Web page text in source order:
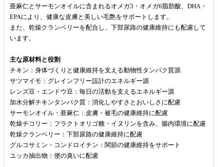
亜麻仁とサーモンオイルに含まれるオメガ3・オメガ6脂肪酸、DHA・
EPAにより、健康な皮膚と美しい毛艶をサポートします。
また、乾燥クランベリーを配合し、下部尿路の健康維持にも配慮して
います。
主な原材料と役割
チキン：身体づくりと健康維持を支える動物性タンパク質源
サツマイモ：グレインフリー設計のエネルギー源
レンズ豆・エンドウ豆：毎日の活動を支えるエネルギー源
加水分解チキンタンパク質：消化しやすさとおいしさに配慮
サーモンオイル・亜麻仁：皮膚・被毛の健康維持に配慮
乾燥チコリー：フラクトオリゴ糖・イヌリンを含み、腸内環境に配慮
乾燥クランベリー：下部尿路の健康維持に配慮
グルコサミン・コンドロイチン：関節の健康維持をサポート
ユッカ抽出物：便の臭いに配慮